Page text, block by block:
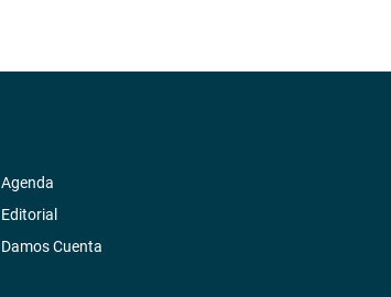
Agenda
Editorial
Damos Cuenta